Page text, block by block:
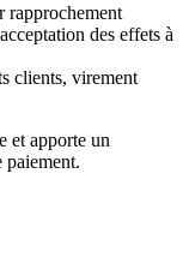
rapprochement
des effets à
clients, virement
et apporte un